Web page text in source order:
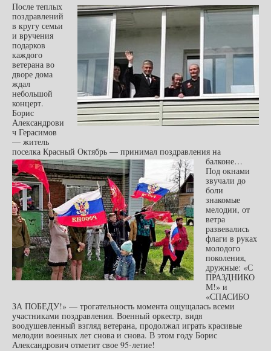
После теплых
поздравлений
в кругу семьи
и вручения
подарков
каждого
ветерана во
дворе дома
ждал
небольшой
концерт.
Борис
Александрови
ч Герасимов
— житель
поселка Красный Октябрь — принимал поздравления на
балконе…
Под окнами
звучали до
боли
знакомые
мелодии, от
ветра
развевались
флаги в руках
молодого
поколения,
дружные: «С
ПРАЗДНИКО
М!» и
«СПАСИБО
ЗА ПОБЕДУ!» — трогательность момента ощущалась всеми
участниками поздравления. Военный оркестр, видя
воодушевленный взгляд ветерана, продолжал играть красивые
мелодии военных лет снова и снова. В этом году Борис
Александрович отметит свое 95-летие!